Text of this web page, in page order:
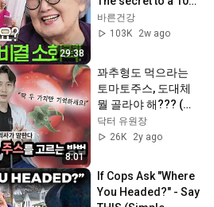
29:38
year-old's amazing
digestion
바른건강
103K
2w ago
8:01
꽈추형도 먹으라는
토마토주스, 도대체
뭘 골라야 해??? (토
마토주스를 매일 먹
어야 하는 이유)
닥터 유원장
26K
2y ago
If Cops Ask "Where
You Headed?" - Say